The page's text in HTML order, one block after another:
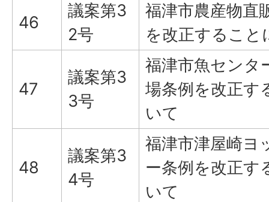
46
議案第3
2号
福津市農産物直
を改正すること
47
議案第3
3号
福津市魚センタ
場条例を改正す
いて
48
議案第3
4号
福津市津屋崎ヨ
ー条例を改正す
いて